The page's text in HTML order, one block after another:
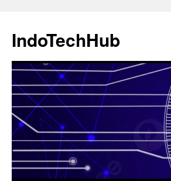
isi
IndoTechHub